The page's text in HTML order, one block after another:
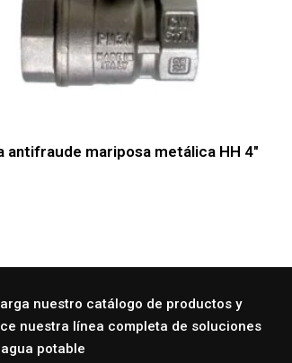
antifraude mariposa metálica HH 4″
nuestro catálogo de productos y
nuestra línea completa de soluciones
potable